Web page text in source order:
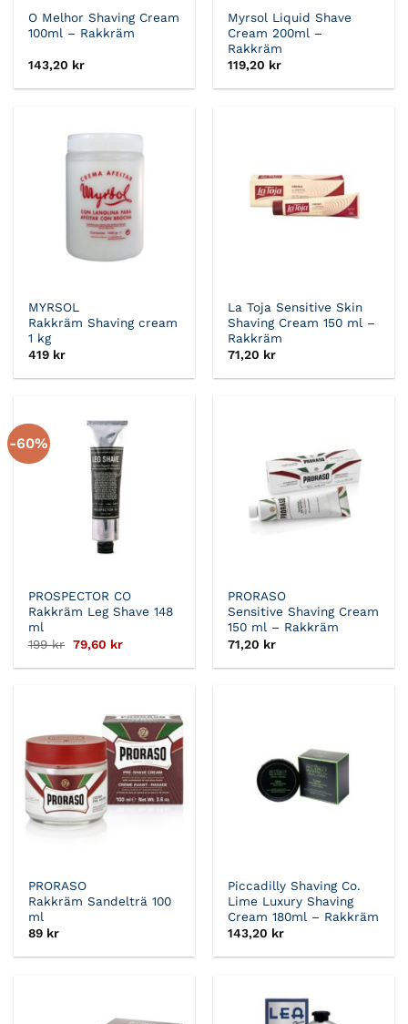
O Melhor Shaving Cream
100ml – Rakkräm
143,20 kr
Myrsol Liquid Shave
Cream 200ml –
Rakkräm
119,20 kr
MYRSOL
Rakkräm Shaving cream
1 kg
419 kr
La Toja Sensitive Skin
Shaving Cream 150 ml –
Rakkräm
71,20 kr
-60%
PROSPECTOR CO
Rakkräm Leg Shave 148
ml
199kr Det
ursprungliga
priset
79,60 krDet
priset
PRORASO
Sensitive Shaving Cream
150 ml – Rakkräm
71,20 kr
PRORASO
Rakkräm Sandelträ 100
ml
89 kr
Piccadilly Shaving Co.
Lime Luxury Shaving
Cream 180ml – Rakkräm
143,20 kr